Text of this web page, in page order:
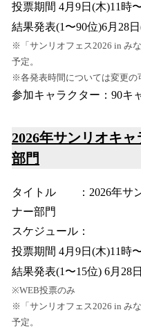
投票期間 4月9日(木)11時
結果発表(1〜90位)6月28
※「サンリオフェス2026 in み
予定。
※各発表時間については変更の
参加キャラクター：90キ
2026年サンリオキ
部門
タイトル ：2026年サン
ナー部門
スケジュール：
投票期間 4月9日(木)11時
結果発表(1〜15位) 6月28
※WEB投票のみ
※「サンリオフェス2026 in み
予定。